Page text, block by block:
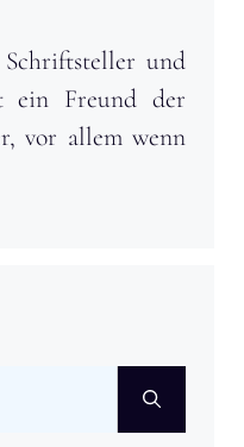
und
ein Freund der
vor allem wenn